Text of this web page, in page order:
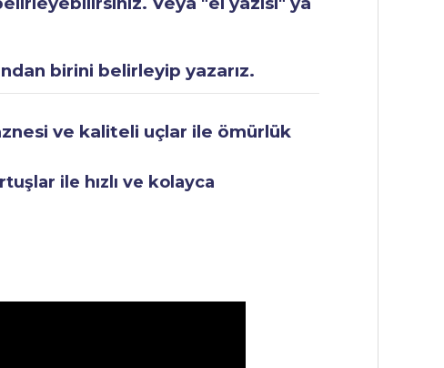
birini belirleyip yazarız.
ve kaliteli uçlar ile ömürlük
ile hızlı ve kolayca